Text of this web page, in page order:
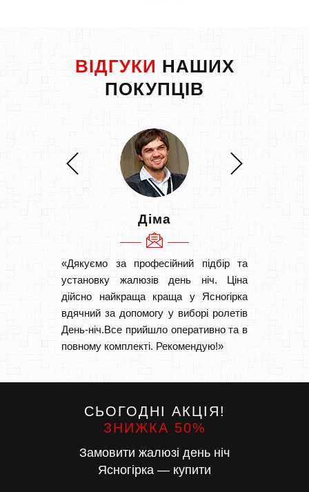
ВІДГУКИ НАШИХ
ПОКУПЦІВ
Діма
«Дякуємо за професійний підбір та
установку жалюзів день ніч. Ціна
дійсно найкраща краща у Ясногірка
вдячний за допомогу у виборі ролетів
День-ніч.Все прийшло оперативно та в
повному комплекті. Рекомендую!»
СЬОГОДНІ АКЦІЯ!
ЗНИЖКА 50%
Замовити жалюзі день ніч
Ясногірка — купити